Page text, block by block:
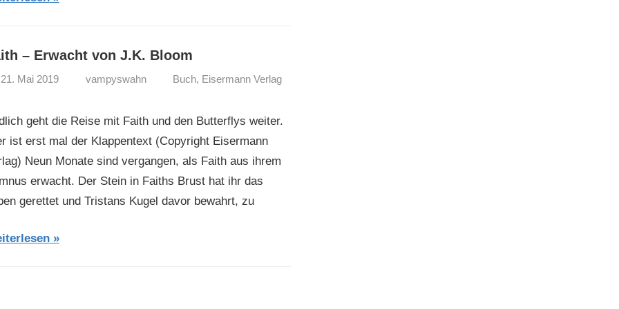
– Erwacht von J.K. Bloom
21. Mai 2019 vampyswahn Buch, Eisermann Verlag
geht die Reise mit Faith und den Butterflys weiter.
ist erst mal der Klappentext (Copyright Eisermann
Neun Monate sind vergangen, als Faith aus ihrem
erwacht. Der Stein in Faiths Brust hat ihr das
gerettet und Tristans Kugel davor bewahrt, zu